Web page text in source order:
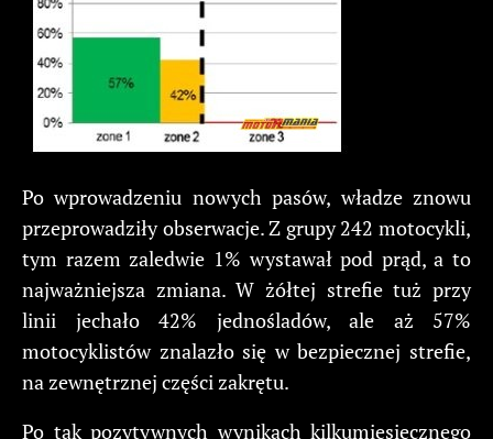
Po wprowadzeniu nowych pasów, władze znowu
przeprowadziły obserwacje. Z grupy 242 motocykli,
tym razem zaledwie 1% wystawał pod prąd, a to
najważniejsza zmiana. W żółtej strefie tuż przy
linii jechało 42% jednośladów, ale aż 57%
motocyklistów znalazło się w bezpiecznej strefie,
na zewnętrznej części zakrętu.
Po tak pozytywnych wynikach kilkumiesięcznego